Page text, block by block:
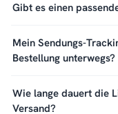
Gibt es einen
Mein Sendungs-
Bestellung unterwegs?
Wie lange dauert die
Versand?